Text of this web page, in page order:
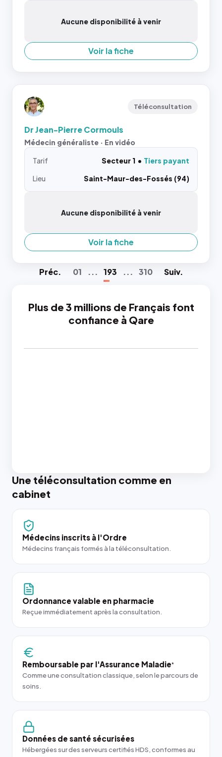
Aucune disponibilité à venir
Voir la fiche
Téléconsultation
Dr Jean-Pierre Cormouls
Médecin généraliste · En vidéo
Tarif Secteur 1
Tiers payant
Lieu
Saint-Maur-des-Fossés (94)
Aucune disponibilité à venir
Voir la fiche
Préc. 01 ... 193 ... 310 Suiv.
Plus de 3 millions de Français font
confiance à Qare
Une téléconsultation comme en
cabinet
Médecins inscrits à l'Ordre
Médecins français formés à la téléconsultation.
Ordonnance valable en pharmacie
Reçue immédiatement après la consultation.
Remboursable par l'Assurance Maladie*
Comme une consultation classique, selon le parcours de
soins.
Données de santé sécurisées
Hébergées sur des serveurs certifiés HDS, conformes au